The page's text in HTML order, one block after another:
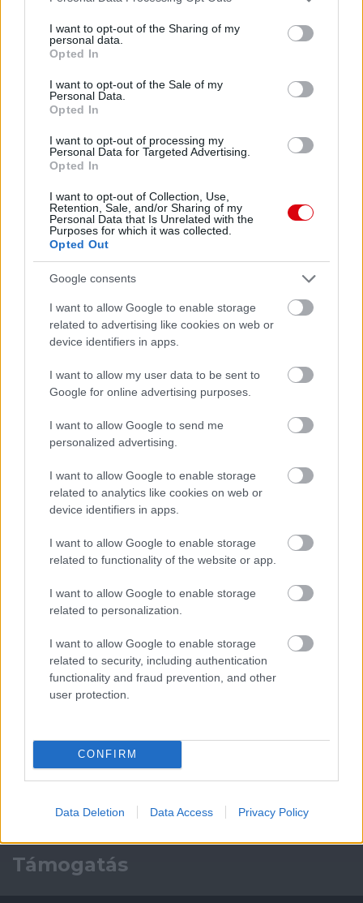
not limited to your visit or usage behaviour. You may click to
grant or deny consent to Google and its third-party tags to
use your data for below specified purposes in below Google
consent section.
I want to opt-out of the Sharing of my
personal data.
Opted In
I want to opt-out of the Sale of my
Personal Data.
Opted In
I want to opt-out of processing my
Personal Data for Targeted Advertising.
Opted In
I want to opt-out of Collection, Use,
Retention, Sale, and/or Sharing of my
Personal Data that Is Unrelated with the
Purposes for which it was collected.
Opted Out
Google consents
I want to allow Google to enable storage
related to advertising like cookies on web or
device identifiers in apps.
I want to allow my user data to be sent to
Google for online advertising purposes.
I want to allow Google to send me
personalized advertising.
I want to allow Google to enable storage
related to analytics like cookies on web or
device identifiers in apps.
I want to allow Google to enable storage
related to functionality of the website or app.
I want to allow Google to enable storage
related to personalization.
I want to allow Google to enable storage
related to security, including authentication
functionality and fraud prevention, and other
user protection.
CONFIRM
Data Deletion Data Access Privacy Policy
Meccs Center
Paris Saint-Germainvs
Manchester United
Nya Ullevi, Göteborg
2026-08-08 17:00
1 nap 0 óra 49 perc 28 másodperc
Leeds UnitedvsManchester United2026-08-12 20:30
AC MilanvsManchester United2026-08-15 18:00
ELŐZŐ MÉRKŐZÉSEK
Támogatás